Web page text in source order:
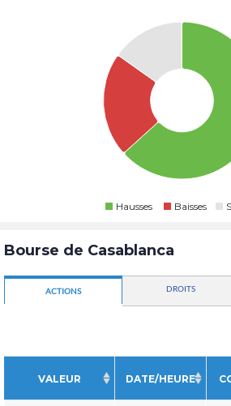
Hausses Baisses
Bourse de Casablanca
ACTIONS DROITS
VALEUR DATE/HEURE